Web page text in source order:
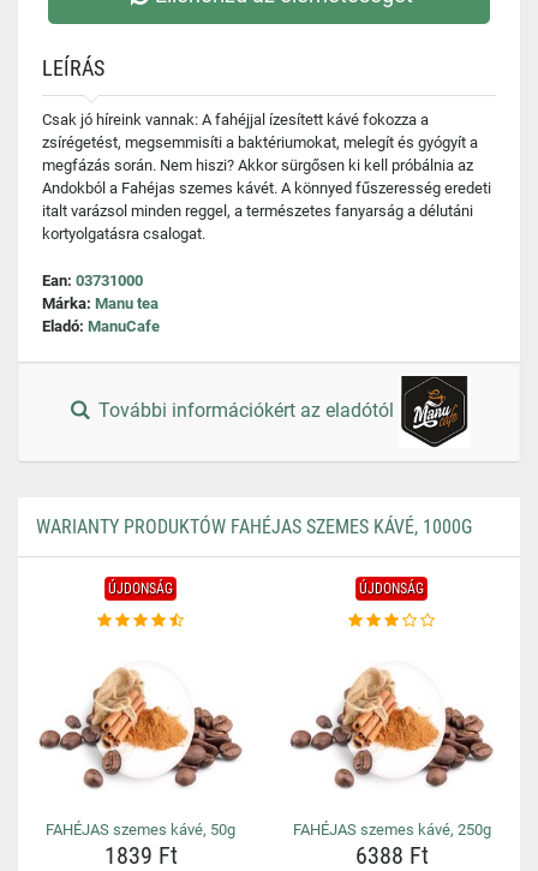
LEÍRÁS
Csak jó híreink vannak: A fahéjjal ízesített kávé fokozza a
zsírégetést, megsemmisíti a baktériumokat, melegít és gyógyít a
megfázás során. Nem hiszi? Akkor sürgősen ki kell próbálnia az
Andokból a Fahéjas szemes kávét. A könnyed fűszeresség eredeti
italt varázsol minden reggel, a természetes fanyarság a délutáni
kortyolgatásra csalogat.
Ean: 03731000
Márka: Manu tea
Eladó: ManuCafe
További információkért az eladótól
WARIANTY PRODUKTÓW FAHÉJAS SZEMES KÁVÉ, 1000G
ÚJDONSÁG
FAHÉJAS szemes kávé, 50g
1839 Ft
ÚJDONSÁG
FAHÉJAS szemes kávé, 250g
6388 Ft